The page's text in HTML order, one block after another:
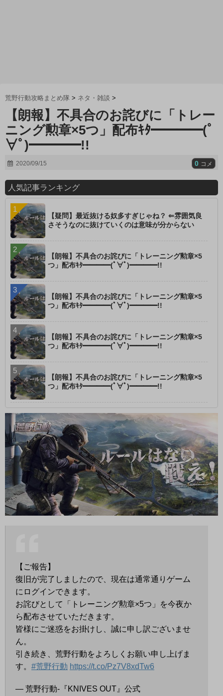
荒野行動攻略まとめ隊 > ネタ・雑談 >
【朗報】不具合のお詫びに「トレー
ニング勲章×5つ」配布ｷﾀ━━━━(ﾟ
∀ﾟ)━━━━!!
2020/09/15 0 コメ
人気記事ランキング
【疑問】最近抜ける奴多すぎじゃね？ ⇐雰囲気良
さそうなのに抜けていくのは意味が分からない
【朗報】不具合のお詫びに「トレーニング勲章×5
つ」配布ｷﾀ━━━━(ﾟ∀ﾟ)━━━━!!
【朗報】不具合のお詫びに「トレーニング勲章×5
つ」配布ｷﾀ━━━━(ﾟ∀ﾟ)━━━━!!
【朗報】不具合のお詫びに「トレーニング勲章×5
つ」配布ｷﾀ━━━━(ﾟ∀ﾟ)━━━━!!
【朗報】不具合のお詫びに「トレーニング勲章×5
つ」配布ｷﾀ━━━━(ﾟ∀ﾟ)━━━━!!
【ご報告】
復旧が完了しましたので、現在は通常通りゲーム
にログインできます。
お詫びとして「トレーニング勲章×5つ」を今夜か
ら配布させていただきます。
皆様にご迷惑をお掛けし、誠に申し訳ございませ
ん。
引き続き、荒野行動をよろしくお願い申し上げま
す。 #荒野行動 https://t.co/Pz7V8xdTw6
— 荒野行動-『KNIVES OUT』公式